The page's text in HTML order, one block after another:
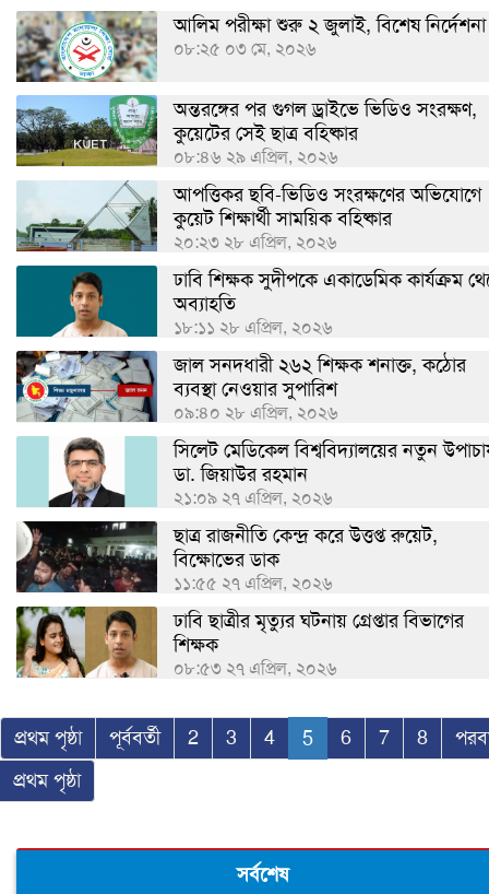
আলিম পরীক্ষা শুরু ২ জুলাই, বিশেষ নির্দেশনা
০৮:২৫ ০৩ মে, ২০২৬
অন্তরঙ্গের পর গুগল ড্রাইভে ভিডিও সংরক্ষণ,
কুয়েটের সেই ছাত্র বহিষ্কার
০৮:৪৬ ২৯ এপ্রিল, ২০২৬
আপত্তিকর ছবি-ভিডিও সংরক্ষণের অভিযোগে
কুয়েট শিক্ষার্থী সাময়িক বহিষ্কার
২০:২৩ ২৮ এপ্রিল, ২০২৬
ঢাবি শিক্ষক সুদীপকে একাডেমিক কার্যক্রম
অব্যাহতি
১৮:১১ ২৮ এপ্রিল, ২০২৬
জাল সনদধারী ২৬২ শিক্ষক শনাক্ত, কঠোর
ব্যবস্থা নেওয়ার সুপারিশ
০৯:৪০ ২৮ এপ্রিল, ২০২৬
সিলেট মেডিকেল বিশ্ববিদ্যালয়ের নতুন
ডা. জিয়াউর রহমান
২১:০৯ ২৭ এপ্রিল, ২০২৬
ছাত্র রাজনীতি কেন্দ্র করে উত্তপ্ত রুয়েট,
বিক্ষোভের ডাক
১১:৫৫ ২৭ এপ্রিল, ২০২৬
ঢাবি ছাত্রীর মৃত্যুর ঘটনায় গ্রেপ্তার বিভাগের
শিক্ষক
০৮:৫৩ ২৭ এপ্রিল, ২০২৬
প্রথম পৃষ্ঠা পূর্ববর্তী 2 3 4 5 6 7 8
প্রথম পৃষ্ঠা
সর্বশেষ